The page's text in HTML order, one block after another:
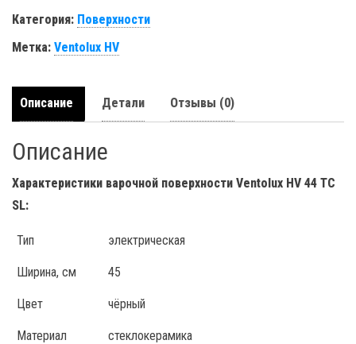
Категория: Поверхности
Метка: Ventolux HV
Описание Детали Отзывы (0)
Описание
Характеристики варочной поверхности Ventolux HV 44 TC
SL:
Тип электрическая
Ширина, см 45
Цвет чёрный
Материал стеклокерамика